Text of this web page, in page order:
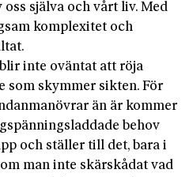
själva och vårt liv. Med
komplexitet och
inte oväntat att röja
som skymmer sikten. För
än är kommer
behov
och ställer till det, bara i
man inte skärskådat vad